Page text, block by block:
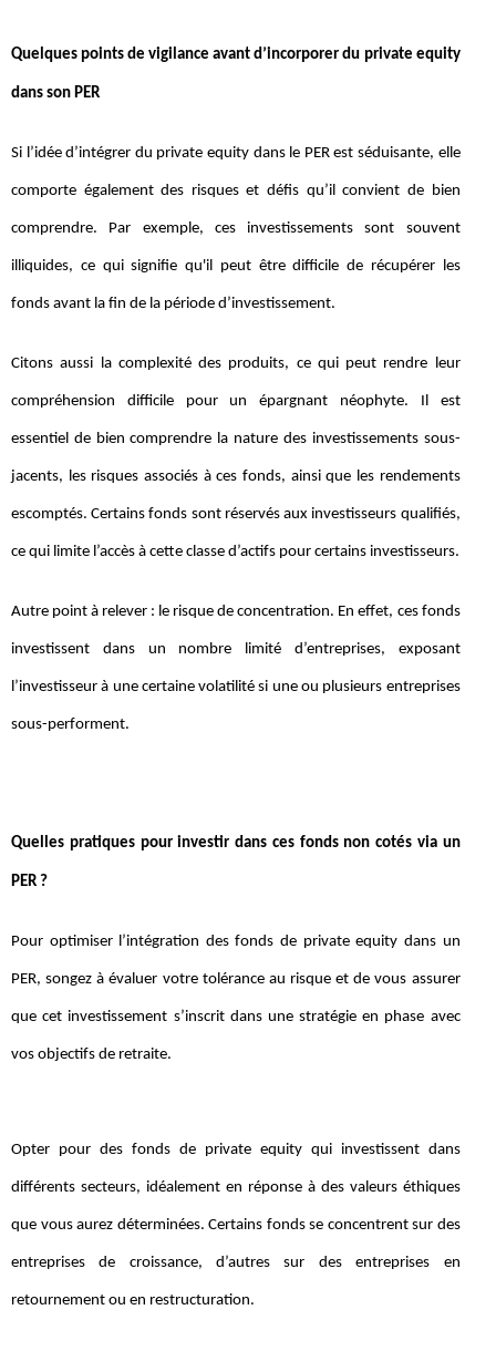
Quelques points de vigilance avant d’incorporer du private equity
dans son PER
Si l’idée d’intégrer du private equity dans le PER est séduisante, elle
comporte également des risques et défis qu’il convient de bien
comprendre. Par exemple, ces investissements sont souvent
illiquides, ce qui signifie qu'il peut être difficile de récupérer les
fonds avant la fin de la période d’investissement.
Citons aussi la complexité des produits, ce qui peut rendre leur
compréhension difficile pour un épargnant néophyte. Il est
essentiel de bien comprendre la nature des investissements sous-
jacents, les risques associés à ces fonds, ainsi que les rendements
escomptés. Certains fonds sont réservés aux investisseurs qualifiés,
ce qui limite l’accès à cette classe d’actifs pour certains investisseurs.
Autre point à relever : le risque de concentration. En effet, ces fonds
investissent dans un nombre limité d’entreprises, exposant
l’investisseur à une certaine volatilité si une ou plusieurs entreprises
sous-performent.
Quelles pratiques pour investir dans ces fonds non cotés via un
PER ?
Pour optimiser l’intégration des fonds de private equity dans un
PER, songez à évaluer votre tolérance au risque et de vous assurer
que cet investissement s’inscrit dans une stratégie en phase avec
vos objectifs de retraite.
Opter pour des fonds de private equity qui investissent dans
différents secteurs, idéalement en réponse à des valeurs éthiques
que vous aurez déterminées. Certains fonds se concentrent sur des
entreprises de croissance, d’autres sur des entreprises en
retournement ou en restructuration.